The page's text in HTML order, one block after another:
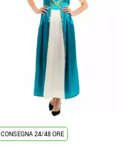
CONSEGNA 24/48 ORE